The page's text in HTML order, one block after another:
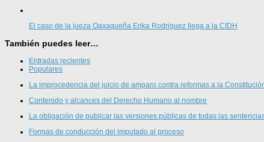
El caso de la jueza Oaxaqueña Erika Rodriguez llega a la CIDH
También puedes leer…
Entradas recientes
Populares
La improcedencia del juicio de amparo contra reformas a la
Contenido y alcances del Derecho Humano al nombre
La obligación de publicar las versiones públicas de todas las
Formas de conducción del imputado al proceso